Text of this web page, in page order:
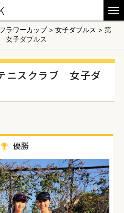
フラワーカップ> 女子ダブルス > 第
子ダブルス
ニスクラブ 女子ダ
優勝